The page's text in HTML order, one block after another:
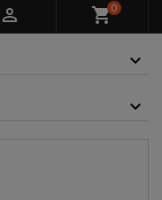
 shopping_cart0